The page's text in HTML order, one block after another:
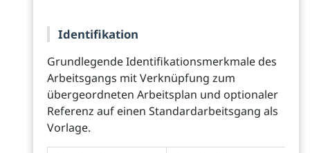
Identifikation
Grundlegende Identifikationsmerkmale des
Arbeitsgangs mit Verknüpfung zum
übergeordneten Arbeitsplan und optionaler
Referenz auf einen Standardarbeitsgang als
Vorlage.